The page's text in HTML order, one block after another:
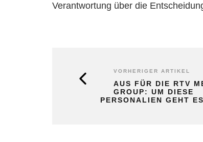
Verantwortung über die
VORHERIGER ARTIKEL
AUS FÜR DIE RTV
GROUP: UM DIESE
PERSONALIEN GEHT ES